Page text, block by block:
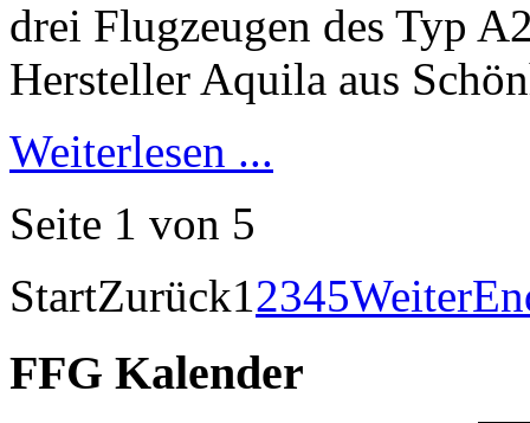
Weiterlesen ...
Seite 1 von 5
StartZurück12345Weiter
FFG Kalender